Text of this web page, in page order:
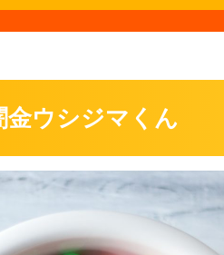
金ウシジマくん